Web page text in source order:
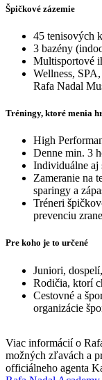
Špičkové zázemie
45 tenisových
3 bazény
Multisportové
Wellness,
Rafa Nadal
Tréningy, ktoré menia
High
Denne min. 3
Individuálne aj
Zameranie na
sparingy a
Tréneri
prevenciu
Pre koho je to určené
Juniori,
Rodičia, ktorí
Cestovné a
organizácie
Viac informácií o
možných zľavách a
officiálneho agenta